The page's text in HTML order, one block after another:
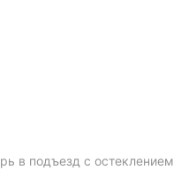
в подъезд с остеклением